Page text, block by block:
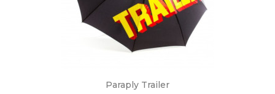
Paraply Trailer